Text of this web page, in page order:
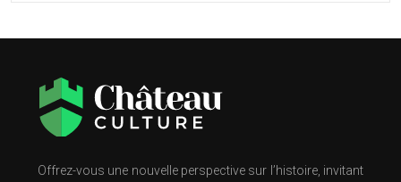
Offrez-vous une nouvelle perspective sur l’histoire, invitant